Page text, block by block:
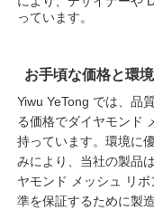
っています。
お手頃な価格と環
Yiwu YeTong では、品
る価格でダイヤモンド
持っています。環境に
みにより、当社の製品
ヤモンド メッシュ リ
準を保証するために製